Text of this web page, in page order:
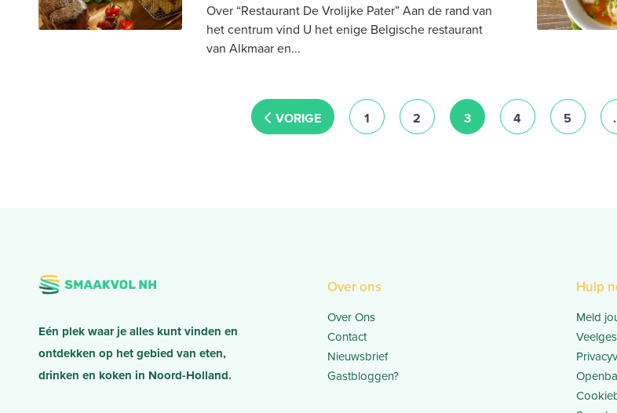
Over “Restaurant De Vrolijke Pater” Aan de rand van
het centrum vind U het enige Belgische restaurant
van Alkmaar en
NEWER POSTS 1 2 3 4 5
Eén plek waar je alles kunt vinden en
ontdekken op het gebied van eten,
drinken en koken in Noord-Holland.
Over ons
Over Ons
Contact
Nieuwsbrief
Gastbloggen?
Hulp
Meld